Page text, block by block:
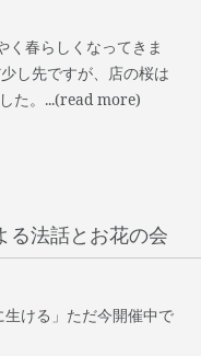
春らしくなってきま
し先ですが、店の桜は
た。...(read more)
る法話とお花の会
ける」ただ今開催中で